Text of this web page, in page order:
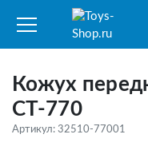
Кожух
CT-770
Артикул: 32510-77001